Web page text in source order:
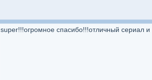
super!!!огромное спасибо!!!отличный сериал и